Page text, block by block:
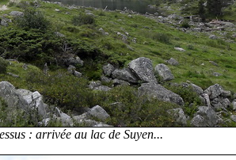
: arrivée au lac de Suyen...